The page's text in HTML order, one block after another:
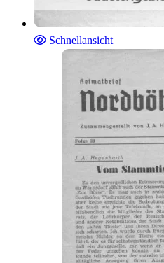
Schnellansicht